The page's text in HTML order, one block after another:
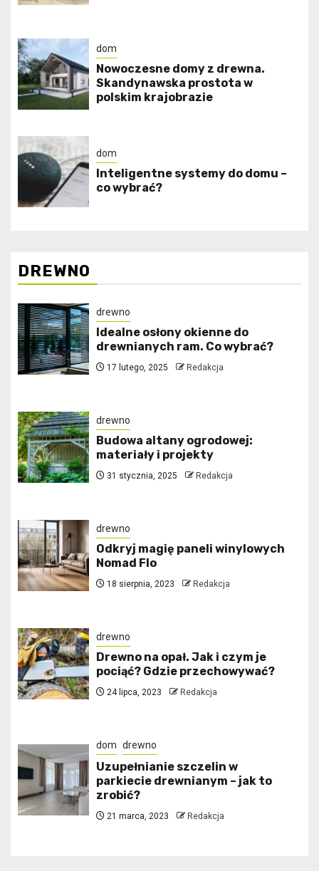
dom
Nowoczesne domy z drewna.
Skandynawska prostota w
polskim krajobrazie
dom
Inteligentne systemy do domu –
co wybrać?
DREWNO
drewno
Idealne osłony okienne do
drewnianych ram. Co wybrać?
17 lutego, 2025 Redakcja
drewno
Budowa altany ogrodowej:
materiały i projekty
31 stycznia, 2025 Redakcja
drewno
Odkryj magię paneli winylowych
Nomad Flo
18 sierpnia, 2023 Redakcja
drewno
Drewno na opał. Jak i czym je
pociąć? Gdzie przechowywać?
24 lipca, 2023 Redakcja
dom drewno
Uzupełnianie szczelin w
parkiecie drewnianym – jak to
zrobić?
21 marca, 2023 Redakcja